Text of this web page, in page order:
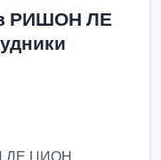
РИШОН ЛЕ